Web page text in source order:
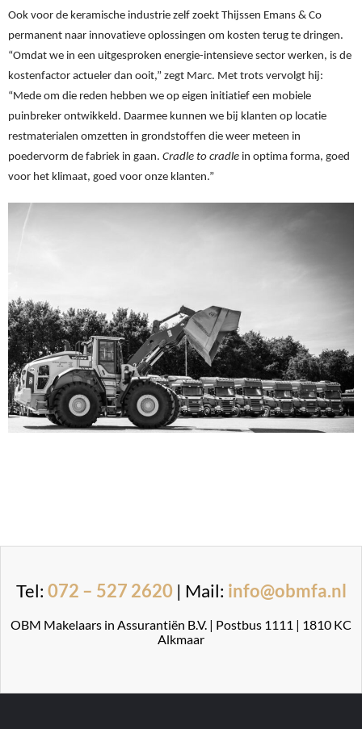
Ook voor de keramische industrie zelf zoekt Thijssen Emans & Co
“Omdat we in een uitgesproken energie-intensieve sector werken, is de
kostenfactor actueler dan ooit,” zegt Marc. Met trots vervolgt hij:
“Mede om die reden hebben we op eigen initiatief een mobiele
puinbreker ontwikkeld. Daarmee kunnen we bij klanten op locatie
restmaterialen omzetten in grondstoffen die weer meteen in
poedervorm de fabriek in gaan. Cradle to cradle in optima forma, goed
voor het klimaat, goed voor onze klanten.”
Tel: 072 – 527 2620 | Mail: info@obmfa.nl
OBM Makelaars in Assurantiën B.V. | Postbus 1111 | 1810 KC
Alkmaar